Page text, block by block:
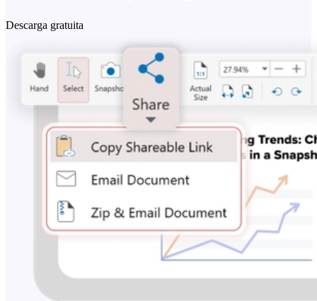
Descarga gratuita